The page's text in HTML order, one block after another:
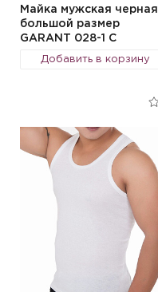
Майка мужская черная
большой размер
GARANT 028-1 C
Добавить в корзину